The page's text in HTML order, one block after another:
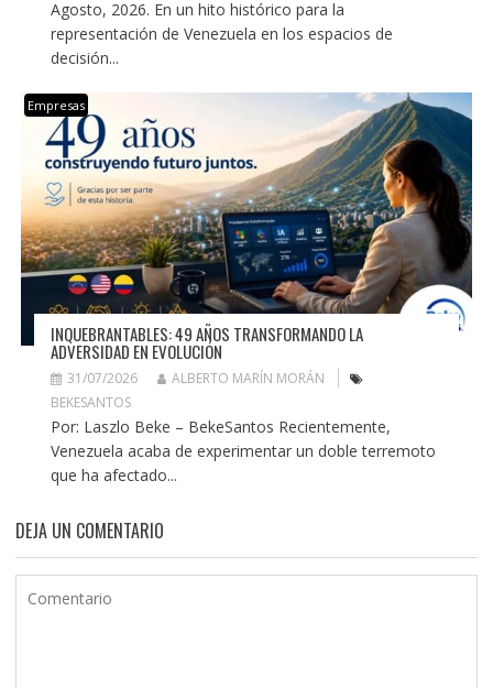
Agosto, 2026. En un hito histórico para la
representación de Venezuela en los espacios de
decisión...
Empresas
INQUEBRANTABLES: 49 AÑOS TRANSFORMANDO LA
ADVERSIDAD EN EVOLUCIÓN
31/07/2026
ALBERTO MARÍN MORÁN
BEKESANTOS
Por: Laszlo Beke – BekeSantos Recientemente,
Venezuela acaba de experimentar un doble terremoto
que ha afectado...
DEJA UN COMENTARIO